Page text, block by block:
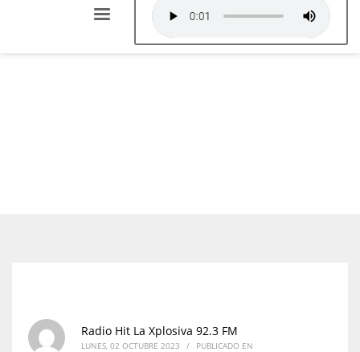
Radio Hit La Xplosiva 92.3 FM
LUNES, 02 OCTUBRE 2023 / PUBLICADO EN